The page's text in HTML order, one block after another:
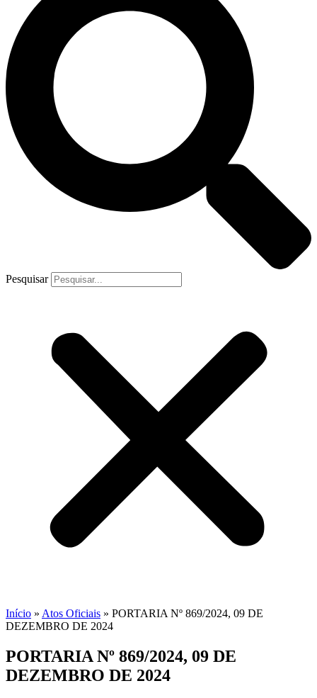
Pesquisar
Início » Atos Oficiais » PORTARIA Nº 869/2024, 09 DE
DEZEMBRO DE 2024
PORTARIA Nº 869/2024, 09 DE
DEZEMBRO DE 2024